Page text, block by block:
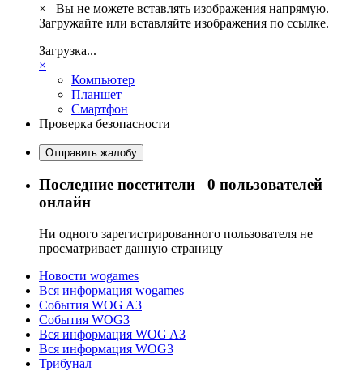
×
Вы не можете вставлять изображения напрямую.
Загружайте или вставляйте изображения по ссылке.
Загрузка...
×
Компьютер
Планшет
Смартфон
Проверка безопасности
Отправить жалобу
Последние посетители 0 пользователей
онлайн
Ни одного зарегистрированного пользователя не
просматривает данную страницу
Новости wogames
Вся информация wogames
События WOG A3
События WOG3
Вся информация WOG A3
Вся информация WOG3
Трибунал